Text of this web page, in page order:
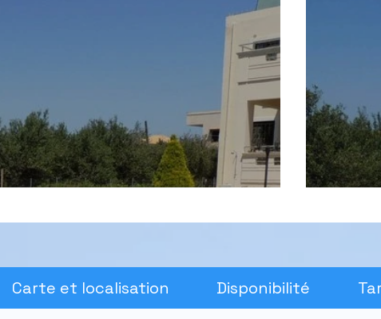
Carte et localisation Disponibilité